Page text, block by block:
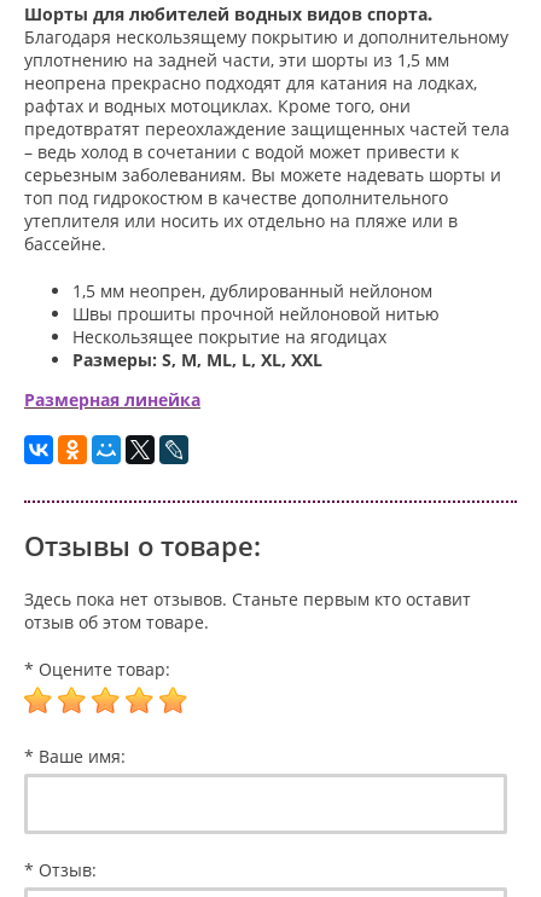
Шорты для любителей водных видов спорта.
Благодаря нескользящему покрытию и дополнительному
уплотнению на задней части, эти шорты из 1,5 мм
неопрена прекрасно подходят для катания на лодках,
рафтах и водных мотоциклах. Кроме того, они
предотвратят переохлаждение защищенных частей тела
– ведь холод в сочетании с водой может привести к
серьезным заболеваниям. Вы можете надевать шорты и
топ под гидрокостюм в качестве дополнительного
утеплителя или носить их отдельно на пляже или в
бассейне.
1,5 мм неопрен, дублированный нейлоном
Швы прошиты прочной нейлоновой нитью
Нескользящее покрытие на ягодицах
Размеры: S, M, ML, L, XL, XXL
Размерная линейка
Отзывы о товаре:
Здесь пока нет отзывов. Станьте первым кто оставит
отзыв об этом товаре.
* Оцените товар:
* Ваше имя:
* Отзыв: